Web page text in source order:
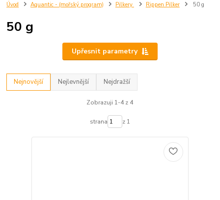
Úvod Aquantic - (mořský program) Pilkery Rippen Pilker 50 g
50 g
Upřesnit parametry
Nejnovější Nejlevnější Nejdražší
Zobrazuji 1-4 z 4
strana z 1